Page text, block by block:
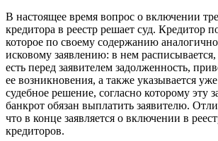
В настоящее время вопрос о включении
кредитора в реестр решает суд. Кредитор
которое по своему содержанию
исковому заявлению: в нем расписывается,
есть перед заявителем задолженность,
ее возникновения, а также указывается
судебное решение, согласно которому эту
банкрот обязан выплатить заявителю.
что в конце заявляется о включении в
кредиторов.